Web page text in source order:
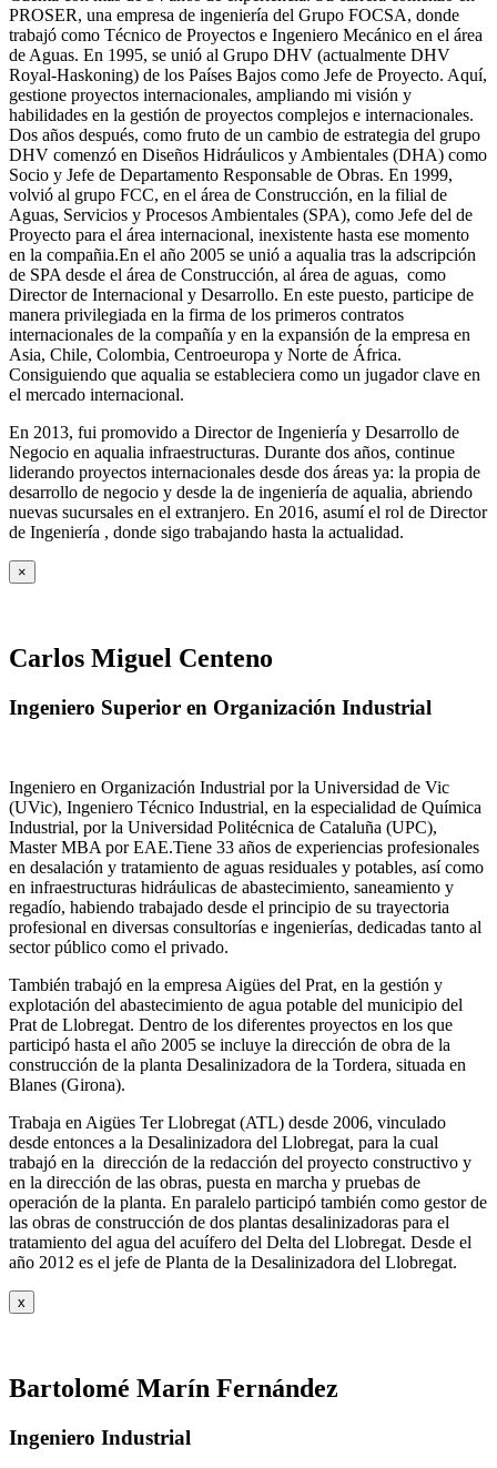
PROSER, una empresa de ingeniería del Grupo FOCSA, donde
trabajó como Técnico de Proyectos e Ingeniero Mecánico en el área
de Aguas. En 1995, se unió al Grupo DHV (actualmente DHV
Royal-Haskoning) de los Países Bajos como Jefe de Proyecto. Aquí,
gestione proyectos internacionales, ampliando mi visión y
habilidades en la gestión de proyectos complejos e internacionales.
Dos años después, como fruto de un cambio de estrategia del grupo
DHV comenzó en Diseños Hidráulicos y Ambientales (DHA) como
Socio y Jefe de Departamento Responsable de Obras. En 1999,
volvió al grupo FCC, en el área de Construcción, en la filial de
Aguas, Servicios y Procesos Ambientales (SPA), como Jefe del de
Proyecto para el área internacional, inexistente hasta ese momento
en la compañia.En el año 2005 se unió a aqualia tras la adscripción
de SPA desde el área de Construcción, al área de aguas, como
Director de Internacional y Desarrollo. En este puesto, participe de
manera privilegiada en la firma de los primeros contratos
internacionales de la compañía y en la expansión de la empresa en
Asia, Chile, Colombia, Centroeuropa y Norte de África.
Consiguiendo que aqualia se estableciera como un jugador clave en
el mercado internacional.
En 2013, fui promovido a Director de Ingeniería y Desarrollo de
Negocio en aqualia infraestructuras. Durante dos años, continue
liderando proyectos internacionales desde dos áreas ya: la propia de
desarrollo de negocio y desde la de ingeniería de aqualia, abriendo
nuevas sucursales en el extranjero. En 2016, asumí el rol de Director
de Ingeniería , donde sigo trabajando hasta la actualidad.
×
Carlos Miguel Centeno
Ingeniero Superior en Organización Industrial
Ingeniero en Organización Industrial por la Universidad de Vic
(UVic), Ingeniero Técnico Industrial, en la especialidad de Química
Industrial, por la Universidad Politécnica de Cataluña (UPC),
Master MBA por EAE.Tiene 33 años de experiencias profesionales
en desalación y tratamiento de aguas residuales y potables, así como
en infraestructuras hidráulicas de abastecimiento, saneamiento y
regadío, habiendo trabajado desde el principio de su trayectoria
profesional en diversas consultorías e ingenierías, dedicadas tanto al
sector público como el privado.
También trabajó en la empresa Aigües del Prat, en la gestión y
explotación del abastecimiento de agua potable del municipio del
Prat de Llobregat. Dentro de los diferentes proyectos en los que
participó hasta el año 2005 se incluye la dirección de obra de la
construcción de la planta Desalinizadora de la Tordera, situada en
Blanes (Girona).
Trabaja en Aigües Ter Llobregat (ATL) desde 2006, vinculado
desde entonces a la Desalinizadora del Llobregat, para la cual
trabajó en la dirección de la redacción del proyecto constructivo y
en la dirección de las obras, puesta en marcha y pruebas de
operación de la planta. En paralelo participó también como gestor de
las obras de construcción de dos plantas desalinizadoras para el
tratamiento del agua del acuífero del Delta del Llobregat. Desde el
año 2012 es el jefe de Planta de la Desalinizadora del Llobregat.
x
Bartolomé Marín Fernández
Ingeniero Industrial